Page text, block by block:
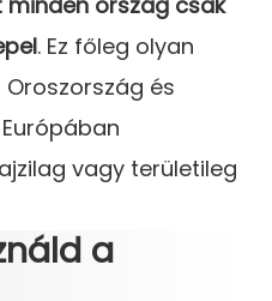
. Ez főleg olyan
és
vagy területileg
a